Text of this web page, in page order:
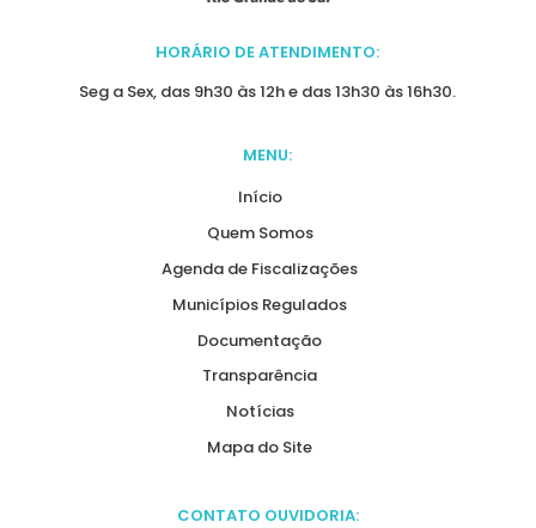
HORÁRIO DE ATENDIMENTO:
Seg a Sex, das 9h30 às 12h e das 13h30 às 16h30.
MENU:
Início
Quem Somos
Agenda de Fiscalizações
Municípios Regulados
Documentação
Transparência
Notícias
Mapa do Site
CONTATO OUVIDORIA: